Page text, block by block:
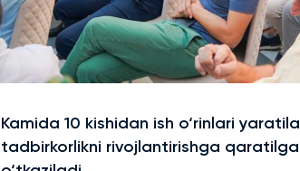
Kamida 10 kishidan ish o‘rinlari
tadbirkorlikni rivojlantirishga